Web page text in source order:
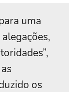
uma
os